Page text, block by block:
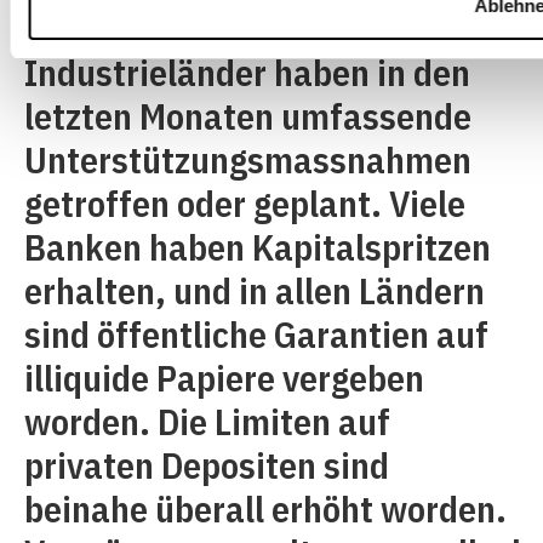
heraufzusetzen. Die meisten
Industrieländer haben in den
letzten Monaten umfassende
Unterstützungsmassnahmen
getroffen oder geplant. Viele
Banken haben Kapitalspritzen
erhalten, und in allen Ländern
sind öffentliche Garantien auf
illiquide Papiere vergeben
worden. Die Limiten auf
privaten Depositen sind
beinahe überall erhöht worden.